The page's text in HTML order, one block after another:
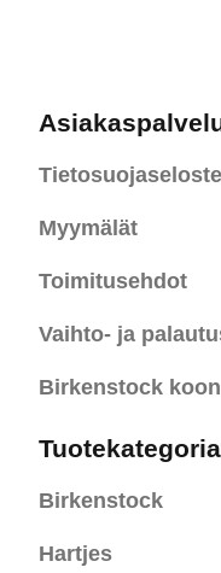
Tietosuojaseloste
Myymälät
Toimitusehdot
Vaihto- ja
Birkenstock
Birkenstock
Hartjes